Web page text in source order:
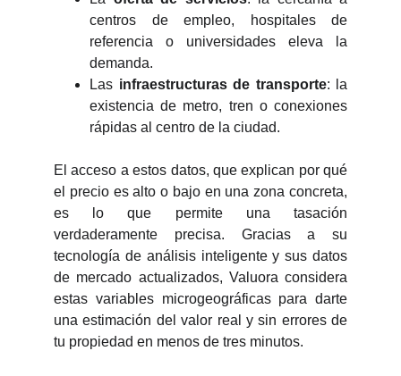
centros de empleo, hospitales de
referencia o universidades eleva la
demanda.
Las infraestructuras de transporte: la
existencia de metro, tren o conexiones
rápidas al centro de la ciudad.
El acceso a estos datos, que explican por qué
el precio es alto o bajo en una zona concreta,
es lo que permite una tasación
verdaderamente precisa. Gracias a su
tecnología de análisis inteligente y sus datos
de mercado actualizados, Valuora considera
estas variables microgeográficas para darte
una estimación del valor real y sin errores de
tu propiedad en menos de tres minutos.